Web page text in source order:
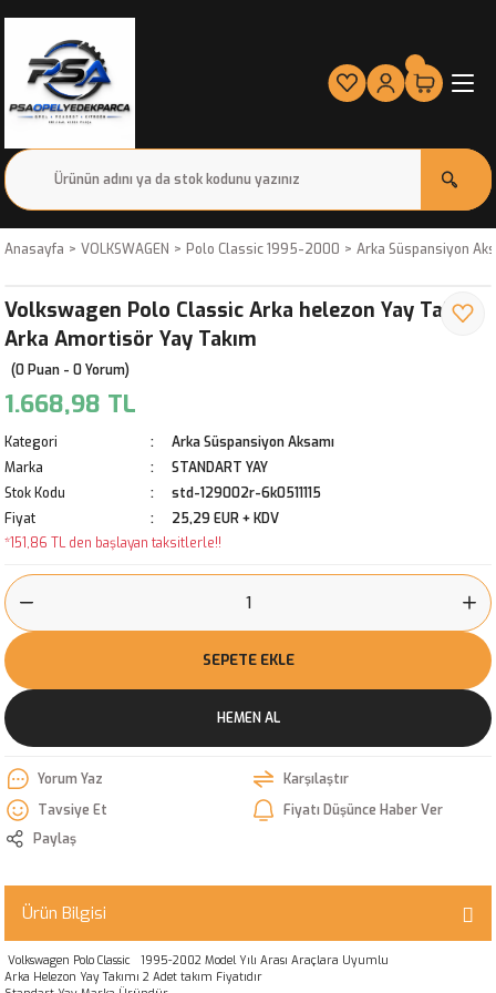
Anasayfa VOLKSWAGEN Polo Classic 1995-2000 Arka Süspansiyon
Volkswagen Polo Classic Arka helezon Yay Takımı
Arka Amortisör Yay Takım
(0 Puan - 0 Yorum)
1.668,98 TL
Kategori
Arka Süspansiyon Aksamı
Marka
STANDART YAY
Stok Kodu
std-129002r-6k0511115
Fiyat
25,29 EUR + KDV
*151,86 TL den başlayan taksitlerle!!
SEPETE EKLE
HEMEN AL
Yorum Yaz
Karşılaştır
Tavsiye Et
Fiyatı Düşünce Haber Ver
Paylaş
Ürün Bilgisi
Volkswagen Polo Classic 1995-2002 Model Yılı Arası Araçlara Uyumlu
Arka Helezon Yay Takımı 2 Adet takım Fiyatıdır